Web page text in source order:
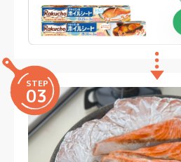
STEP
03